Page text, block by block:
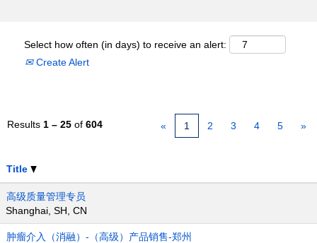
Select how often (in days) to receive an alert:
Create Alert
Results 1 – 25 of 604 « 1 2 3 4 5 »
Title
高级质量管理专员
Shanghai, SH, CN
肿瘤介入（消融）-（高级）产品销售-郑州